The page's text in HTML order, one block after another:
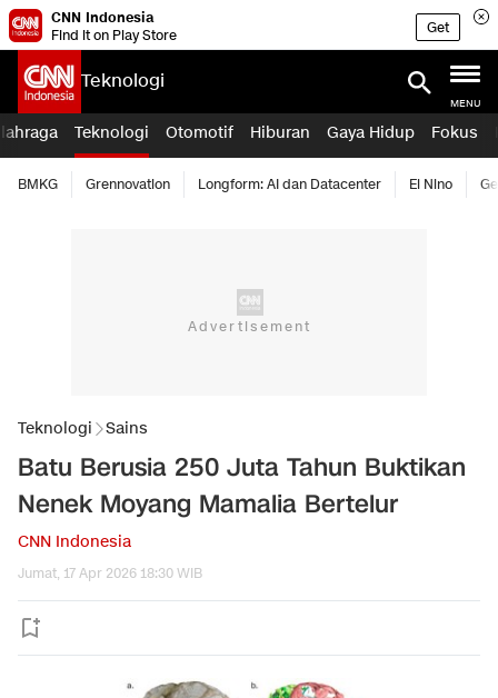
CNN Indonesia
Find it on Play Store
Get
Teknologi
MENU
Teknologi Otomotif Hiburan Gaya Hidup Fokus
BMKG Grennovation Longform: AI dan Datacenter El Nino
Teknologi Sains
Batu Berusia 250 Juta Tahun Buktikan
Nenek Moyang Mamalia Bertelur
CNN Indonesia
Jumat, 17 Apr 2026 18:30 WIB